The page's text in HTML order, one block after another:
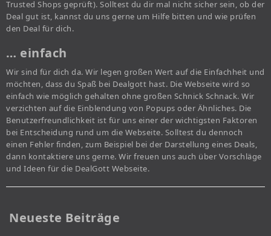
Trusted Shops geprüft). Solltest du dir mal nicht sicher sein, ob der
Deal gut ist, kannst du uns gerne um Hilfe bitten und wie prüfen
den Deal für dich.
… einfach
Wir sind für dich da. Wir legen großen Wert auf die Einfachheit und
möchten, dass du Spaß bei Dealgott hast. Die Webseite wird so
einfach wie möglich gehalten ohne großen Schnick Schnack. Wir
verzichten auf die Einblendung von Popups oder Ähnliches. Die
Benutzerfreundlichkeit ist für uns einer der wichtigsten Faktoren
bei Entscheidung rund um die Webseite. Solltest du dennoch
einen Fehler finden, zum Beispiel bei der Darstellung eines Deals,
dann kontaktiere uns gerne. Wir freuen uns auch über Vorschläge
und Ideen für die DealGott Webseite.
Neueste Beiträge